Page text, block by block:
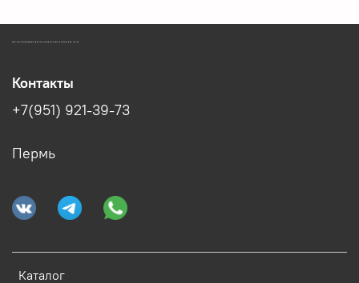
Каталог
Контакты
+7(951) 921-39-73
Пермь